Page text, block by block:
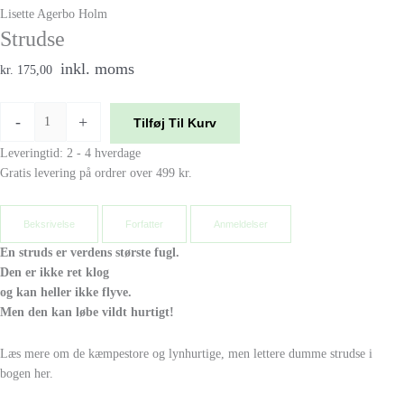
Lisette Agerbo Holm
Strudse
kr. 175,00 inkl. moms
- + Tilføj Til Kurv
Leveringtid: 2 - 4 hverdage
Gratis levering på ordrer over 499 kr.
Beksrivelse Forfatter Anmeldelser
En struds er verdens største fugl.
Den er ikke ret klog
og kan heller ikke flyve.
Men den kan løbe vildt hurtigt!
Læs mere om de kæmpestore og lynhurtige, men lettere dumme strudse i
bogen her.